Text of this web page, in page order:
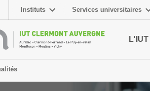
Instituts Services universitaires
L'IUT